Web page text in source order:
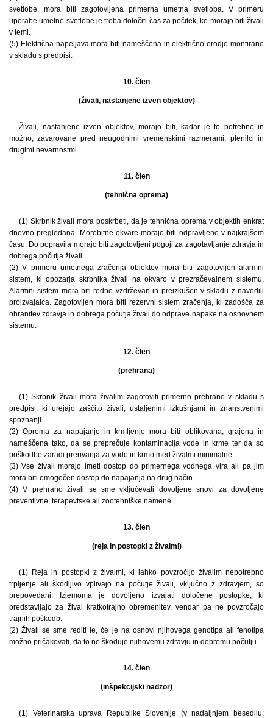
svetlobe, mora biti zagotovljena primerna umetna svetloba. V primeru
uporabe umetne svetlobe je treba določiti čas za počitek, ko morajo biti živali
v temi.
(5) Električna napeljava mora biti nameščena in električno orodje montirano
v skladu s predpisi.
10. člen
(živali, nastanjene izven objektov)
Živali, nastanjene izven objektov, morajo biti, kadar je to potrebno in
možno, zavarovane pred neugodnimi vremenskimi razmerami, plenilci in
drugimi nevarnostmi.
11. člen
(tehnična oprema)
(1) Skrbnik živali mora poskrbeti, da je tehnična oprema v objektih enkrat
dnevno pregledana. Morebitne okvare morajo biti odpravljene v najkrajšem
času. Do popravila morajo biti zagotovljeni pogoji za zagotavljanje zdravja in
dobrega počutja živali.
(2) V primeru umetnega zračenja objektov mora biti zagotovljen alarmni
sistem, ki opozarja skrbnika živali na okvaro v prezračevalnem sistemu.
Alarmni sistem mora biti redno vzdrževan in preizkušen v skladu z navodili
proizvajalca. Zagotovljen mora biti rezervni sistem zračenja, ki zadošča za
ohranitev zdravja in dobrega počutja živali do odprave napake na osnovnem
sistemu.
12. člen
(prehrana)
(1) Skrbnik živali mora živalim zagotoviti primerno prehrano v skladu s
predpisi, ki urejajo zaščito živali, ustaljenimi izkušnjami in znanstvenimi
spoznanji.
(2) Oprema za napajanje in krmljenje mora biti oblikovana, grajena in
nameščena tako, da se preprečuje kontaminacija vode in krme ter da so
poškodbe zaradi prerivanja za vodo in krmo med živalmi minimalne.
(3) Vse živali morajo imeti dostop do primernega vodnega vira ali pa jim
mora biti omogočen dostop do napajanja na drug način.
(4) V prehrano živali se sme vključevati dovoljene snovi za dovoljene
preventivne, terapevtske ali zootehniške namene.
13. člen
(reja in postopki z živalmi)
(1) Reja in postopki z živalmi, ki lahko povzročijo živalim nepotrebno
trpljenje ali škodljivo vplivajo na počutje živali, vključno z zdravjem, so
prepovedani. Izjemoma je dovoljeno izvajati določene postopke, ki
predstavljajo za žival kratkotrajno obremenitev, vendar pa ne povzročajo
trajnih poškodb.
(2) Živali se sme rediti le, če je na osnovi njihovega genotipa ali fenotipa
možno pričakovati, da to ne škoduje njihovemu zdravju in dobremu počutju.
14. člen
(inšpekcijski nadzor)
(1) Veterinarska uprava Republike Slovenije (v nadaljnjem besedilu: